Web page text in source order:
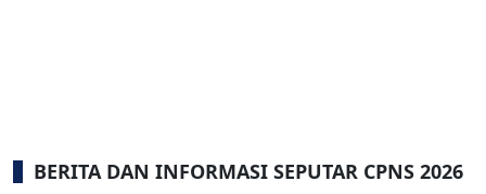
BERITA DAN INFORMASI SEPUTAR CPNS 2026